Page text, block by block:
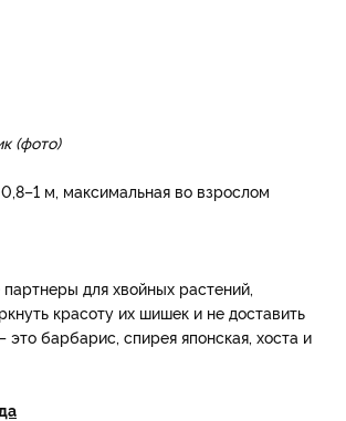
(фото)
м, максимальная во взрослом
для хвойных растений,
красоту их шишек и не доставить
это барбарис, спирея японская, хоста и